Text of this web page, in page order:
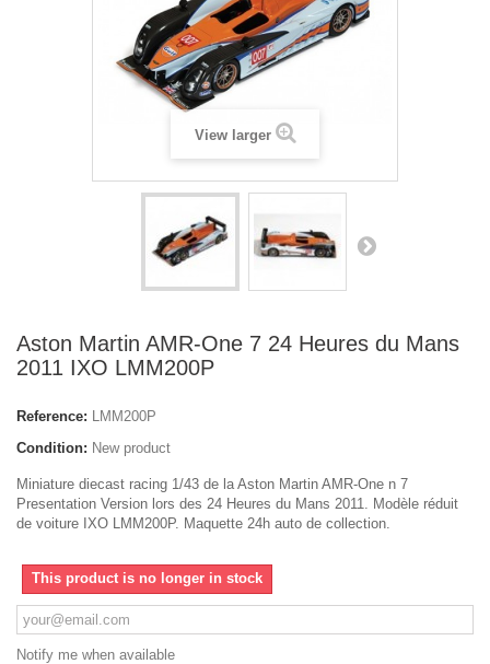
View larger
Aston Martin AMR-One 7 24 Heures du Mans
2011 IXO LMM200P
Reference: LMM200P
Condition: New product
Miniature diecast racing 1/43 de la Aston Martin AMR-One n 7
Presentation Version lors des 24 Heures du Mans 2011. Modèle réduit
de voiture IXO LMM200P. Maquette 24h auto de collection.
This product is no longer in stock
Notify me when available